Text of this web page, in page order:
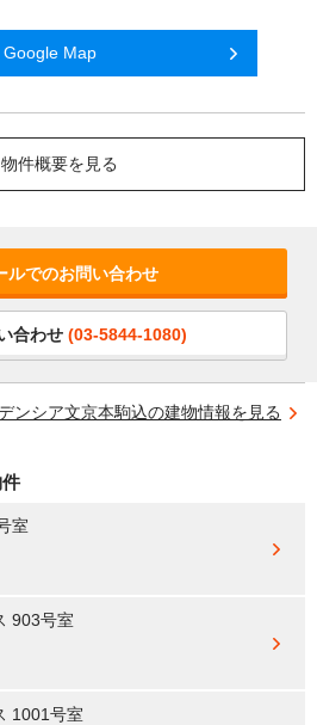
Google Map
物件概要を見る
ルでのお問い合わせ
合わせ (03-5844-1080)
ンシア文京本駒込の建物情報を見る
室
903号室
1001号室